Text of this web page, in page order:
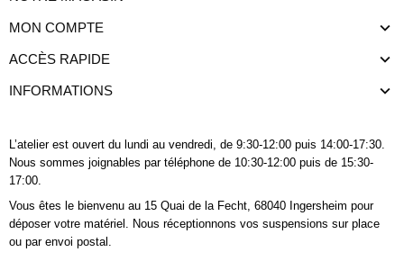
MON COMPTE
ACCÈS RAPIDE
INFORMATIONS
L’atelier est ouvert du lundi au vendredi, de 9:30-12:00 puis 14:00-17:30.
Nous sommes joignables par téléphone de 10:30-12:00 puis de 15:30-
17:00.
Vous êtes le bienvenu au 15 Quai de la Fecht, 68040 Ingersheim pour
déposer votre matériel. Nous réceptionnons vos suspensions sur place
ou par envoi postal.